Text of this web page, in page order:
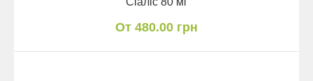
От 480.00 грн